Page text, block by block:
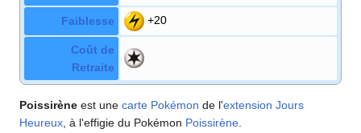
Faiblesse +20
Coût de
Retraite
Poissirène est une carte Pokémon de l'extension Jours
Heureux , à l'effigie du Pokémon Poissirène